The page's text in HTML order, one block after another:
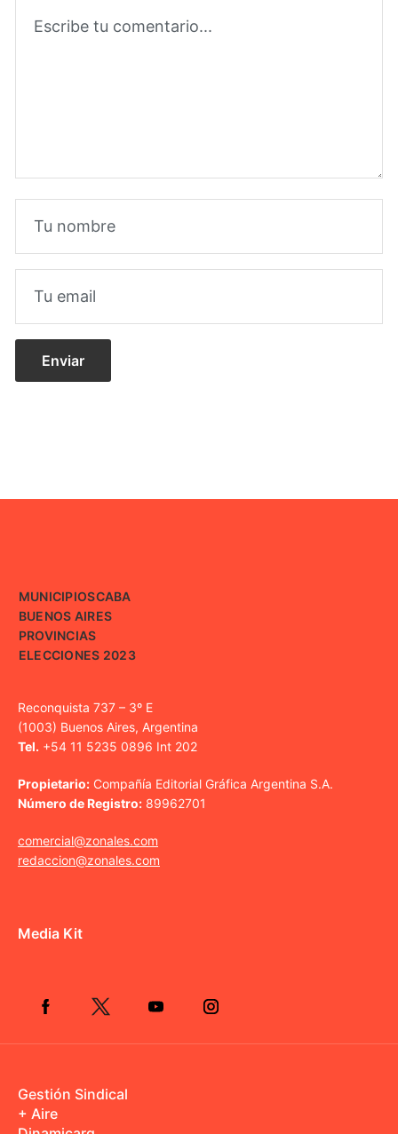
MUNICIPIOSCABA
BUENOS AIRES
PROVINCIAS
ELECCIONES 2023
Reconquista 737 – 3º E
(1003) Buenos Aires, Argentina
Tel. +54 11 5235 0896 Int 202
Propietario: Compañía Editorial Gráfica Argentina S.A.
Número de Registro: 89962701
comercial@zonales.com
redaccion@zonales.com
Media Kit
Gestión Sindical
+ Aire